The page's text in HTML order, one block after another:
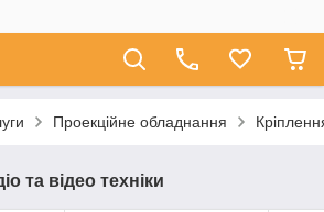
Проекційне обладнання
та відео техніки